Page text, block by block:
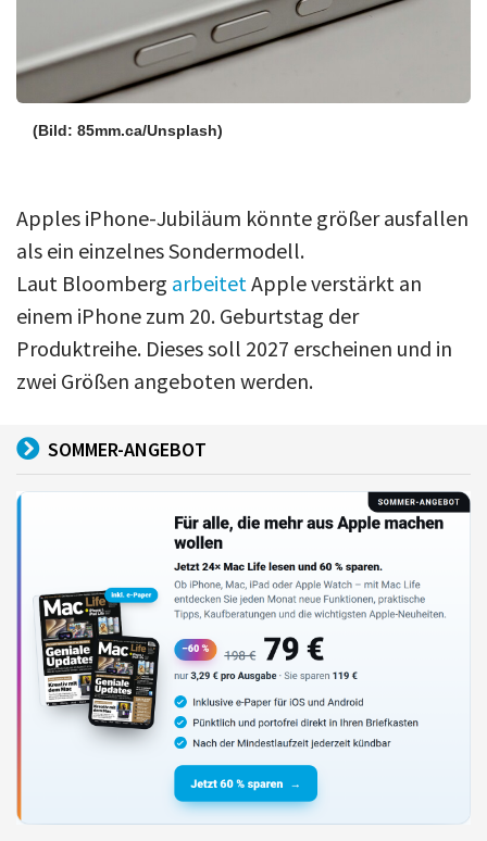
(Bild: 85mm.ca/Unsplash)
Apples iPhone-Jubiläum könnte größer ausfallen
als ein einzelnes Sondermodell.
Laut Bloomberg arbeitet Apple verstärkt an
einem iPhone zum 20. Geburtstag der
Produktreihe. Dieses soll 2027 erscheinen und in
zwei Größen angeboten werden.
SOMMER-ANGEBOT